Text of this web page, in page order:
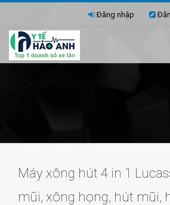
Đăng nhập
Máy xông hút 4 in 1
mũi, xông họng, hút mũi,